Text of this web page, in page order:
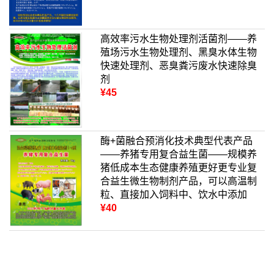
高效率污水生物处理剂活菌剂——养
殖场污水生物处理剂、黑臭水体生物
快速处理剂、恶臭粪污废水快速除臭
剂
¥45
酶+菌融合预消化技术典型代表产品
——养猪专用复合益生菌——规模养
猪低成本生态健康养殖更好更专业复
合益生微生物制剂产品，可以高温制
粒、直接加入饲料中、饮水中添加
¥40